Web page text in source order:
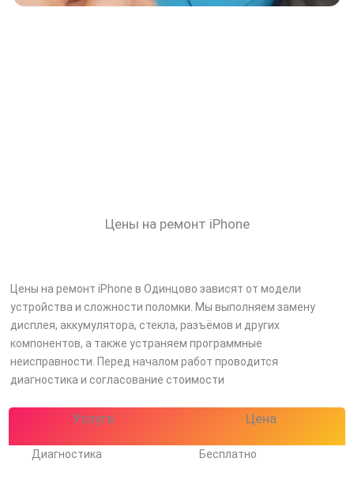
Цены на ремонт iPhone
Цены на ремонт iPhone в Одинцово зависят от модели
устройства и сложности поломки. Мы выполняем замену
дисплея, аккумулятора, стекла, разъёмов и других
компонентов, а также устраняем программные
неисправности. Перед началом работ проводится
диагностика и согласование стоимости
Услуга Цена
Диагностика Бесплатно